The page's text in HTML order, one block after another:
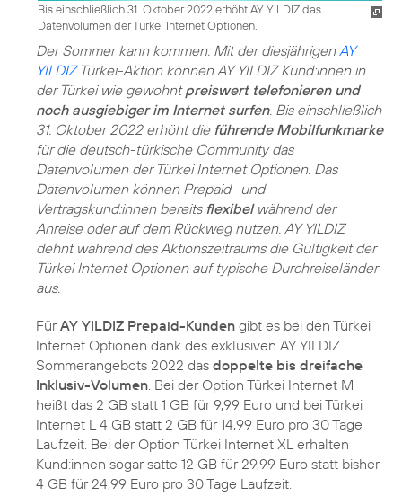
Bis einschließlich 31. Oktober 2022 erhöht AY YILDIZ das
Datenvolumen der Türkei Internet Optionen.
Der Sommer kann kommen: Mit der diesjährigen AY
YILDIZTürkei-Aktion können AY YILDIZ Kund:innen in
der Türkei wie gewohntpreiswert telefonieren und
noch ausgiebiger im Internet surfen. Bis einschließlich
31. Oktober 2022 erhöht die führende Mobilfunkmarke
für die deutsch-türkische Community das
Datenvolumen der Türkei Internet Optionen. Das
Datenvolumen können Prepaid- und
Vertragskund:innen bereits flexibelwährend der
Anreise oder auf dem Rückweg nutzen. AY YILDIZ
dehnt während des Aktionszeitraums die Gültigkeit der
Türkei Internet Optionen auf typische Durchreiseländer
aus.
FürAY YILDIZ Prepaid-Kunden gibt es bei den Türkei
Internet Optionen dank des exklusiven AY YILDIZ
Sommerangebots 2022 das doppelte bis dreifache
Inklusiv-Volumen . Bei der Option Türkei Internet M
heißt das 2 GB statt 1 GB für 9,99 Euro und bei Türkei
Internet L 4 GB statt 2 GB für 14,99 Euro pro 30 Tage
Laufzeit. Bei der Option Türkei Internet XL erhalten
Kund:innen sogar satte 12 GB für 29,99 Euro statt bisher
4 GB für 24,99 Euro pro 30 Tage Laufzeit.